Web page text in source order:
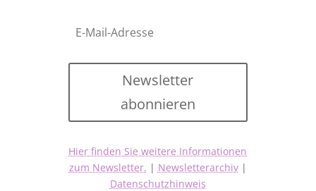
Newsletter
abonnieren
Hier finden Sie weitere Informationen
zum Newsletter. | Newsletterarchiv|
Datenschutzhinweis